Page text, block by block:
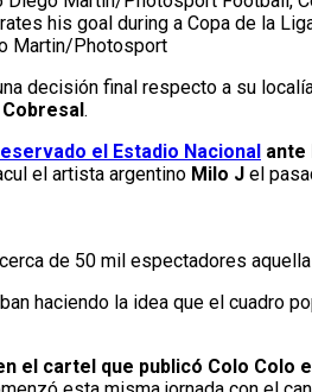
his goal during a Copa de la
Martin/Photosport
decisión final respecto a su
Cobresal .
el Estadio Nacional ante
el artista argentino Milo J el
de 50 mil espectadores
haciendo la idea que el cuadro
el cartel que publicó Colo